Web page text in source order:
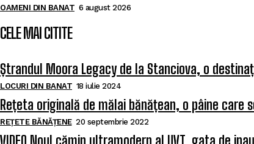
OAMENI DIN BANAT 6 august 2026
CELE MAI CITITE
Ștrandul Moora Legacy de la Stanciova, o
LOCURI DIN BANAT 18 iulie 2024
Rețeta originală de mălai bănățean, o pâine
REȚETE BĂNĂȚENE 20 septembrie 2022